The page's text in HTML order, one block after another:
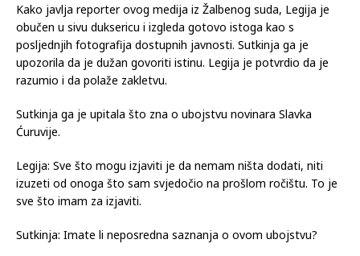
Kako javlja reporter ovog medija iz Žalbenog suda, Legija je
obučen u sivu duksericu i izgleda gotovo istoga kao s
posljednjih fotografija dostupnih javnosti. Sutkinja ga je
upozorila da je dužan govoriti istinu. Legija je potvrdio da je
razumio i da polaže zakletvu.
Sutkinja ga je upitala što zna o ubojstvu novinara Slavka
Ćuruvije.
Legija: Sve što mogu izjaviti je da nemam ništa dodati, niti
izuzeti od onoga što sam svjedočio na prošlom ročištu. To je
sve što imam za izjaviti.
Sutkinja: Imate li neposredna saznanja o ovom ubojstvu?